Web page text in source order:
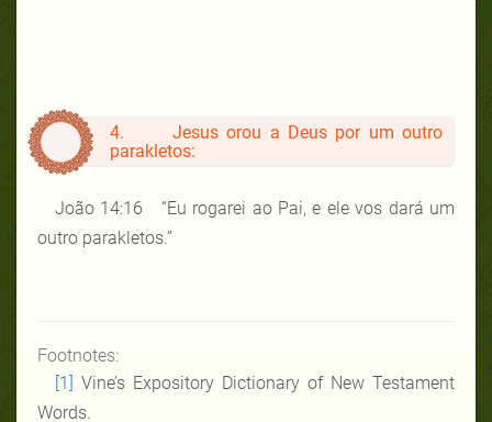
4. Jesus orou a Deus por um outro
parakletos:
João 14:16 “Eu rogarei ao Pai, e ele vos dará um
outro parakletos.”
Footnotes:
[1] Vine’s Expository Dictionary of New Testament
Words.